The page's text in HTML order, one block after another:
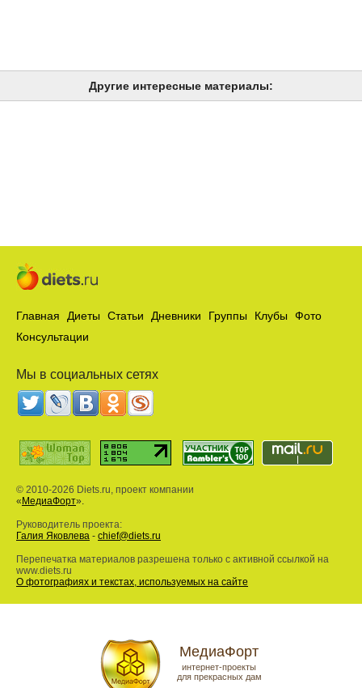
Другие интересные материалы:
Главная Диеты Статьи Дневники Группы Клубы
Фото
Консультации
Мы в социальных сетях
© 2010-2026 Diets.ru, проект компании
« МедиаФорт».
Руководитель проекта:
Галия Яковлева - chief@diets.ru
Перепечатка материалов разрешена только с активной ссылкой на
www.diets.ru
О фотографиях и текстах, используемых на сайте
МедиаФорт
интернет-проекты
для прекрасных дам